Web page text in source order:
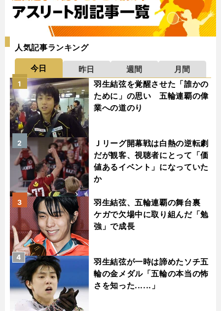
人気記事ランキング
今日 昨日 週間
月間
羽生結弦を覚醒させた「誰かの
ために」の思い 五輪連覇の偉
業への道のり
1
Ｊリーグ開幕戦は白熱の逆転劇
だが観客、視聴者にとって「価
値あるイベント」になっていた
か
2
羽生結弦、五輪連覇の舞台裏
ケガで欠場中に取り組んだ「勉
強」で成長
3
羽生結弦が一時は諦めたソチ五
輪の金メダル「五輪の本当の怖
さを知った......」
4